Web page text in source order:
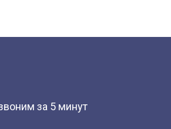
за 5 минут